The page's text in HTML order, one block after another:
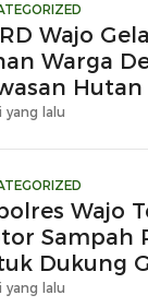
Wajo
Warga
yang lalu
Wajo
Sampah
Dukung
yang lalu